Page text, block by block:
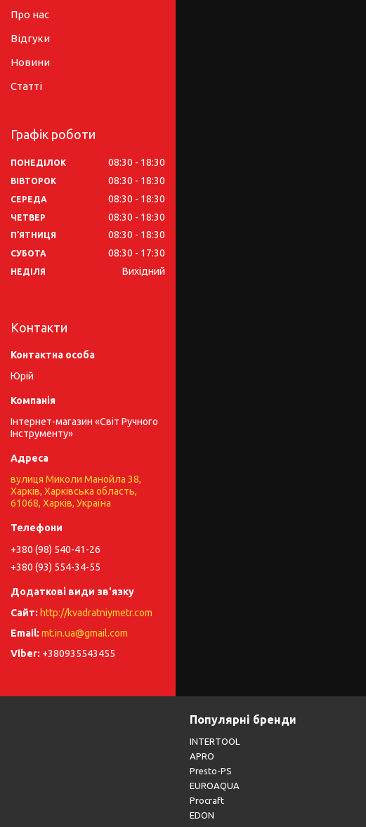
Про нас
Відгуки
Новини
Статті
Графік роботи
ПОНЕДІЛОК 08:30 18:30
ВІВТОРОК 08:30 18:30
СЕРЕДА 08:30 18:30
ЧЕТВЕР 08:30 18:30
ПʼЯТНИЦЯ 08:30 18:30
СУБОТА 08:30 17:30
НЕДІЛЯ Вихідний
Контакти
Юрій
Інтернет-магазин «Світ Ручного
Інструменту»
вулиця Миколи Манойла 38,
Харків, Харківська область,
61068, Харків, Україна
+380 (98) 540-41-26
+380 (93) 554-34-55
http://kvadratniymetr.com
mt.in.ua@gmail.com
+380935543455
Популярні бренди
INTERTOOL
APRO
Presto-PS
EUROAQUA
Procraft
EDON